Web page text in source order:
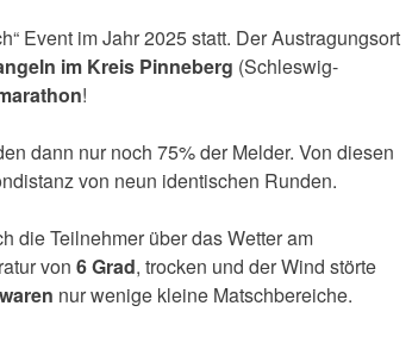
Event im Jahr 2025 statt. Der Austragungsort
im Kreis Pinneberg (Schleswig-
!
dann nur noch 75% der Melder. Von diesen
von neun identischen Runden.
die Teilnehmer über das Wetter am
von 6 Grad, trocken und der Wind störte
nur wenige kleine Matschbereiche.